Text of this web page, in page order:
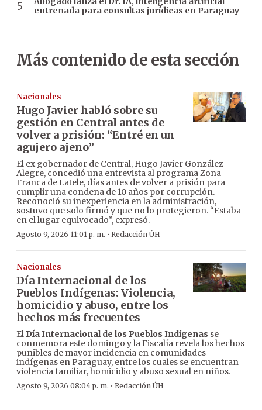
entrenada para consultas jurídicas en Paraguay
Más contenido de esta sección
Nacionales
Hugo Javier habló sobre su
gestión en Central antes de
volver a prisión: “Entré en un
agujero ajeno”
El ex gobernador de Central, Hugo Javier González
Alegre, concedió una entrevista al programa Zona
Franca de Latele, días antes de volver a prisión para
cumplir una condena de 10 años por corrupción.
Reconoció su inexperiencia en la administración,
sostuvo que solo firmó y que no lo protegieron. “Estaba
en el lugar equivocado”, expresó.
Agosto 9, 2026 11:01 p. m. · Redacción ÚH
Nacionales
Día Internacional de los
Pueblos Indígenas: Violencia,
homicidio y abuso, entre los
hechos más frecuentes
El Día Internacional de los Pueblos Indígenas se
conmemora este domingo y la Fiscalía revela los hechos
punibles de mayor incidencia en comunidades
indígenas en Paraguay, entre los cuales se encuentran
violencia familiar, homicidio y abuso sexual en niños.
Agosto 9, 2026 08:04 p. m. · Redacción ÚH